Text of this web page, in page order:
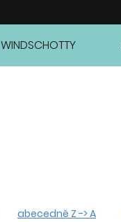
WINDSCHOTTY
abecedně Z -> A